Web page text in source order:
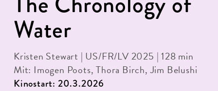
Water
Kristen Stewart | US/FR/LV 2025 | 128 min
Mit: Imogen Poots, Thora Birch, Jim Belushi
Kinostart: 20.3.2026